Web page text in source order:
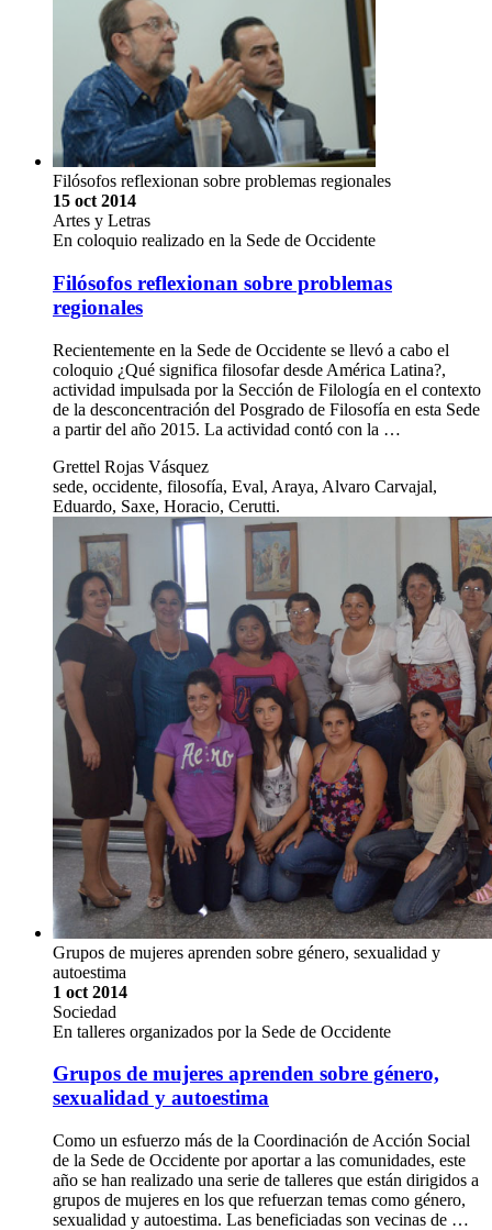
Filósofos reflexionan sobre problemas regionales
15 oct 2014
Artes y Letras
En coloquio realizado en la Sede de Occidente
Filósofos reflexionan sobre problemas
regionales
Recientemente en la Sede de Occidente se llevó a cabo el
coloquio ¿Qué significa filosofar desde América Latina?,
actividad impulsada por la Sección de Filología en el contexto
de la desconcentración del Posgrado de Filosofía en esta Sede
a partir del año 2015. La actividad contó con la …
Grettel Rojas Vásquez
sede, occidente, filosofía, Eval, Araya, Alvaro Carvajal,
Eduardo, Saxe, Horacio, Cerutti.
Grupos de mujeres aprenden sobre género, sexualidad y
autoestima
1 oct 2014
Sociedad
En talleres organizados por la Sede de Occidente
Grupos de mujeres aprenden sobre género,
sexualidad y autoestima
Como un esfuerzo más de la Coordinación de Acción Social
de la Sede de Occidente por aportar a las comunidades, este
año se han realizado una serie de talleres que están dirigidos a
grupos de mujeres en los que refuerzan temas como género,
sexualidad y autoestima. Las beneficiadas son vecinas de …